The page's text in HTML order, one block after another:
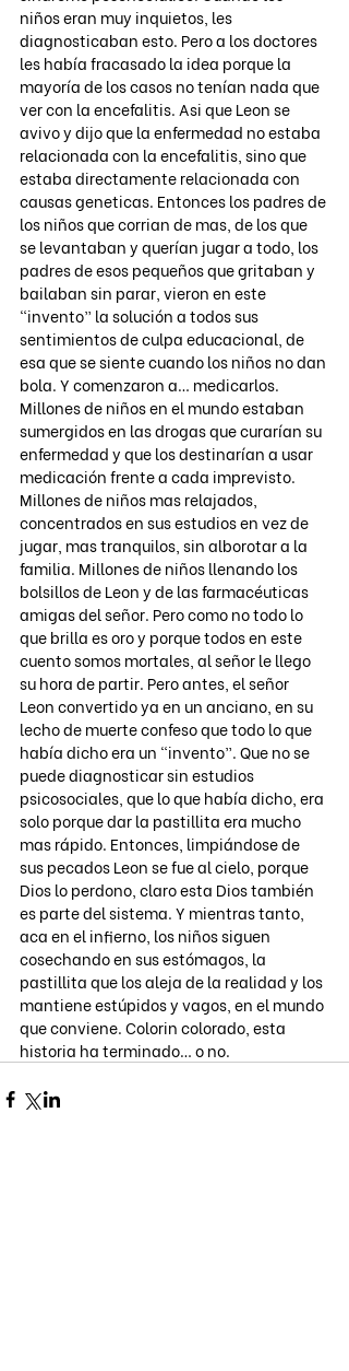
niños eran muy inquietos, les
diagnosticaban esto. Pero a los doctores
les había fracasado la idea porque la
mayoría de los casos no tenían nada que
ver con la encefalitis. Asi que Leon se
avivo y dijo que la enfermedad no estaba
relacionada con la encefalitis, sino que
estaba directamente relacionada con
causas geneticas. Entonces los padres de
los niños que corrian de mas, de los que
se levantaban y querían jugar a todo, los
padres de esos pequeños que gritaban y
bailaban sin parar, vieron en este
“invento” la solución a todos sus
sentimientos de culpa educacional, de
esa que se siente cuando los niños no dan
bola. Y comenzaron a… medicarlos.
Millones de niños en el mundo estaban
sumergidos en las drogas que curarían su
enfermedad y que los destinarían a usar
medicación frente a cada imprevisto.
Millones de niños mas relajados,
concentrados en sus estudios en vez de
jugar, mas tranquilos, sin alborotar a la
familia. Millones de niños llenando los
bolsillos de Leon y de las farmacéuticas
amigas del señor. Pero como no todo lo
que brilla es oro y porque todos en este
cuento somos mortales, al señor le llego
su hora de partir. Pero antes, el señor
Leon convertido ya en un anciano, en su
lecho de muerte confeso que todo lo que
había dicho era un “invento”. Que no se
puede diagnosticar sin estudios
psicosociales, que lo que había dicho, era
solo porque dar la pastillita era mucho
mas rápido. Entonces, limpiándose de
sus pecados Leon se fue al cielo, porque
Dios lo perdono, claro esta Dios también
es parte del sistema. Y mientras tanto,
aca en el infierno, los niños siguen
cosechando en sus estómagos, la
pastillita que los aleja de la realidad y los
mantiene estúpidos y vagos, en el mundo
que conviene. Colorin colorado, esta
historia ha terminado… o no.